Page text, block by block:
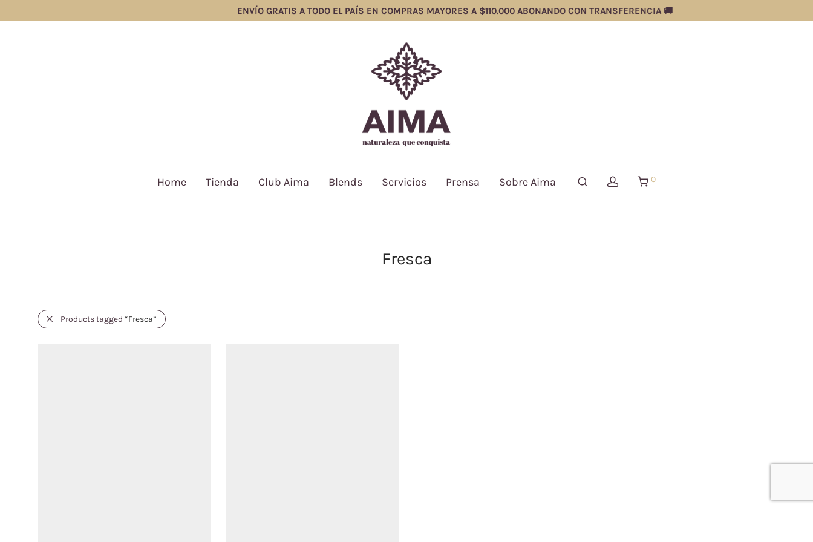
ENVÍO GRATIS A TODO EL PAÍS EN COMPRAS MAYORES A $110.000 ABONANDO CON TRANSFERENCIA 🚚
Home Tienda Club Aima Blends Servicios Prensa Sobre Aima 0
Fresca
Products tagged “Fresca”